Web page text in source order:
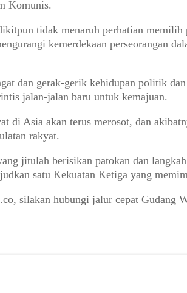
Komunis.
tidak menaruh perhatian
kemerdekaan perseorangan
dan gerak-gerik kehidupan politik
jalan-jalan baru untuk kemajuan.
di Asia akan terus merosot, dan
rakyat.
jitulah berisikan patokan dan
satu Kekuatan Ketiga yang
silakan hubungi jalur cepat Gudang